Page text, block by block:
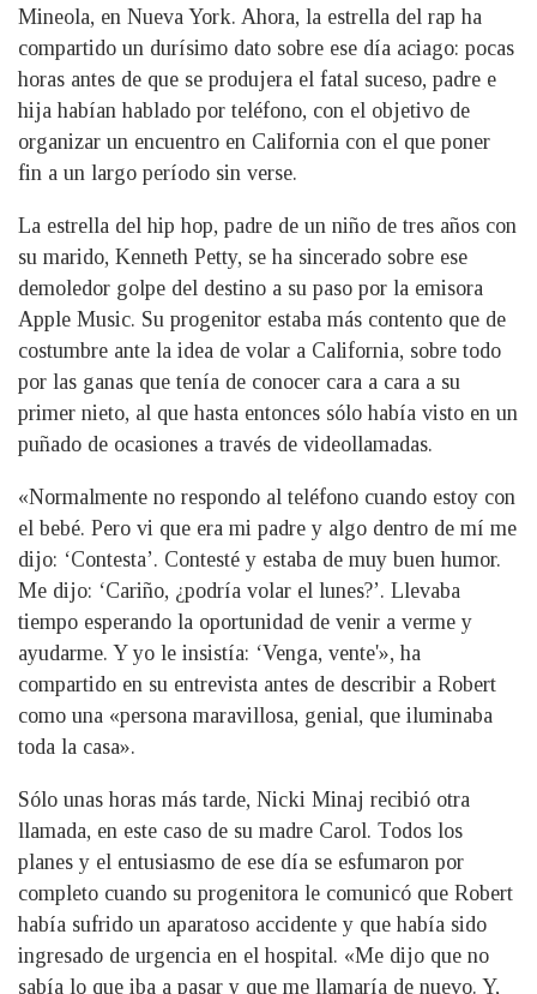
Mineola, en Nueva York. Ahora, la estrella del rap ha
compartido un durísimo dato sobre ese día aciago: pocas
horas antes de que se produjera el fatal suceso, padre e
hija habían hablado por teléfono, con el objetivo de
organizar un encuentro en California con el que poner
fin a un largo período sin verse.
La estrella del hip hop, padre de un niño de tres años con
su marido, Kenneth Petty, se ha sincerado sobre ese
demoledor golpe del destino a su paso por la emisora
Apple Music. Su progenitor estaba más contento que de
costumbre ante la idea de volar a California, sobre todo
por las ganas que tenía de conocer cara a cara a su
primer nieto, al que hasta entonces sólo había visto en un
puñado de ocasiones a través de videollamadas.
«Normalmente no respondo al teléfono cuando estoy con
el bebé. Pero vi que era mi padre y algo dentro de mí me
dijo: ‘Contesta’. Contesté y estaba de muy buen humor.
Me dijo: ‘Cariño, ¿podría volar el lunes?’. Llevaba
tiempo esperando la oportunidad de venir a verme y
ayudarme. Y yo le insistía: ‘Venga, vente'», ha
compartido en su entrevista antes de describir a Robert
como una «persona maravillosa, genial, que iluminaba
toda la casa».
Sólo unas horas más tarde, Nicki Minaj recibió otra
llamada, en este caso de su madre Carol. Todos los
planes y el entusiasmo de ese día se esfumaron por
completo cuando su progenitora le comunicó que Robert
había sufrido un aparatoso accidente y que había sido
ingresado de urgencia en el hospital. «Me dijo que no
sabía lo que iba a pasar y que me llamaría de nuevo. Y,